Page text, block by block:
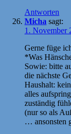
Antworten
Micha sagt:
1. November
Gerne füge
*Was
Sowie: bitte
die nächste
Haushalt:
alles
zuständig
(nur so als
… ansonsten